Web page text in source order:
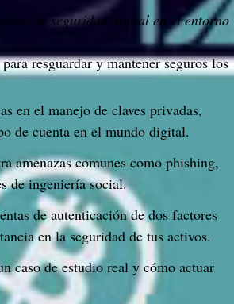
en el manejo de claves privadas,
de cuenta en el mundo digital.
amenazas comunes como phishing,
de ingeniería social.
de autenticación de dos factores
en la seguridad de tus activos.
caso de estudio real y cómo actuar